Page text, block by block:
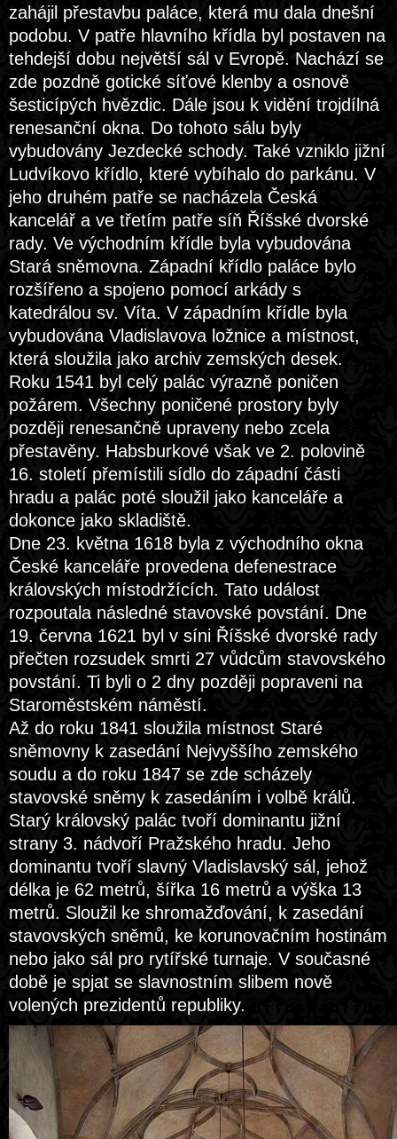
zahájil přestavbu paláce, která mu dala dnešní
podobu. V patře hlavního křídla byl postaven na
tehdejší dobu největší sál v Evropě. Nachází se
zde pozdně gotické síťové klenby a osnově
šesticípých hvězdic. Dále jsou k vidění trojdílná
renesanční okna. Do tohoto sálu byly
vybudovány Jezdecké schody. Také vzniklo jižní
Ludvíkovo křídlo, které vybíhalo do parkánu. V
jeho druhém patře se nacházela Česká
kancelář a ve třetím patře síň Říšské dvorské
rady. Ve východním křídle byla vybudována
Stará sněmovna. Západní křídlo paláce bylo
rozšířeno a spojeno pomocí arkády s
katedrálou sv. Víta. V západním křídle byla
vybudována Vladislavova ložnice a místnost,
která sloužila jako archiv zemských desek.
Roku 1541 byl celý palác výrazně poničen
požárem. Všechny poničené prostory byly
později renesančně upraveny nebo zcela
přestavěny. Habsburkové však ve 2. polovině
16. století přemístili sídlo do západní části
hradu a palác poté sloužil jako kanceláře a
dokonce jako skladiště.
Dne 23. května 1618 byla z východního okna
České kanceláře provedena defenestrace
královských místodržících. Tato událost
rozpoutala následné stavovské povstání. Dne
19. června 1621 byl v síni Říšské dvorské rady
přečten rozsudek smrti 27 vůdcům stavovského
povstání. Ti byli o 2 dny později popraveni na
Staroměstském náměstí.
Až do roku 1841 sloužila místnost Staré
sněmovny k zasedání Nejvyššího zemského
soudu a do roku 1847 se zde scházely
stavovské sněmy k zasedáním i volbě králů.
Starý královský palác tvoří dominantu jižní
strany 3. nádvoří Pražského hradu. Jeho
dominantu tvoří slavný Vladislavský sál, jehož
délka je 62 metrů, šířka 16 metrů a výška 13
metrů. Sloužil ke shromažďování, k zasedání
stavovských sněmů, ke korunovačním hostinám
nebo jako sál pro rytířské turnaje. V současné
době je spjat se slavnostním slibem nově
volených prezidentů republiky.